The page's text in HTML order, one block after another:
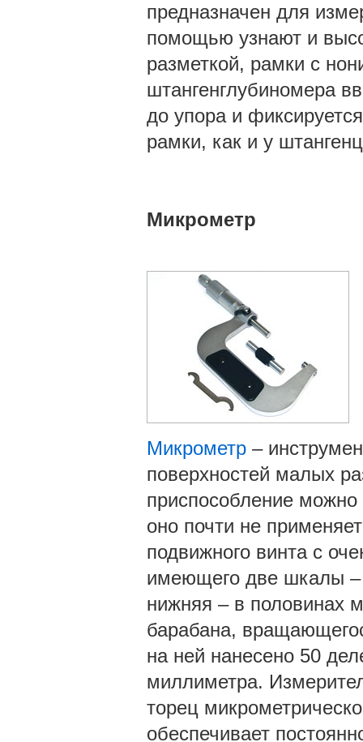
предназначен для
помощью узнают и
разметкой, рамки с
штангенглубиномера
до упора и
рамки, как и у
Микрометр
Микрометр–
поверхностей малых
приспособление
оно почти не
подвижного винта с
имеющего две шкалы –
нижняя – в половинах
барабана,
на ней нанесено 50
миллиметра.
торец
обеспечивает